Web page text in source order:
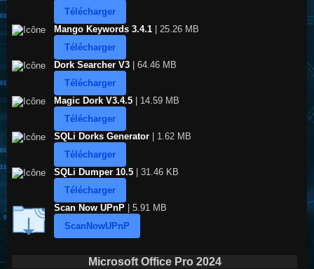
Télécharger
Mango Keywords 3.4.1| 25.26 MB
Télécharger
Dork Searcher V3| 64.46 MB
Télécharger
Magic Dork V3.4.5| 14.59 MB
Télécharger
SQLi Dorks Generator| 1.62 MB
Télécharger
SQLi Dumper 10.5| 31.46 KB
Télécharger
Scan Now UPnP| 5.91 MB
ScanNowUPnP
Microsoft Office Pro 2024